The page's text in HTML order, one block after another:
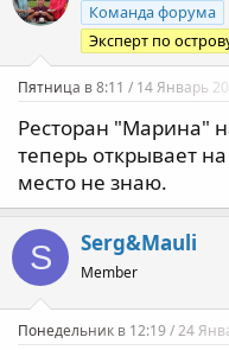
Команда форума
Эксперт по
Пятница в 8:11 / 14 Январь
Ресторан "Марина"
теперь открывает
место не знаю.
S Serg&Mauli
Member
Понедельник в 12:19 / 24